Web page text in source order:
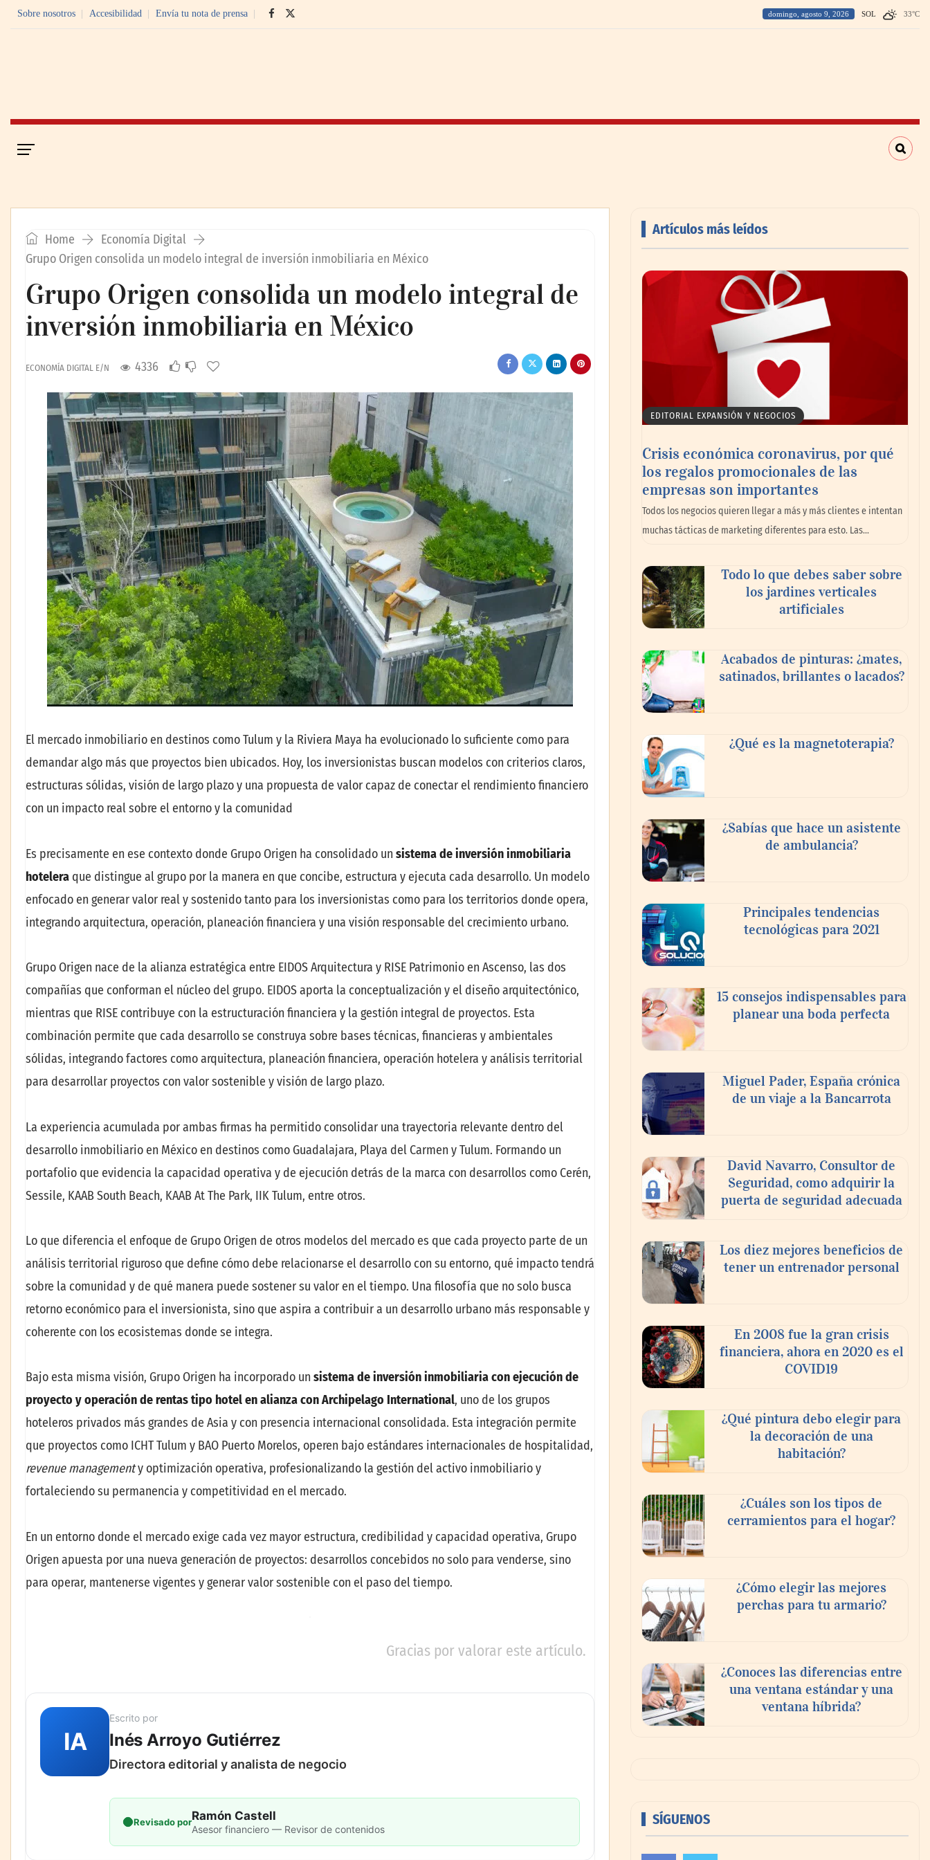
Sobre nosotros Accesibilidad Envía tu nota de prensa domingo, agosto 9, 2026 SOL 33°C
Home
Economía Digital
Grupo Origen consolida un modelo integral de inversión inmobiliaria en México
Grupo Origen consolida un modelo integral de
inversión inmobiliaria en México
ECONOMÍA DIGITAL E/N 4336
El mercado inmobiliario en destinos como Tulum y la Riviera Maya ha evolucionado lo suficiente como para
demandar algo más que proyectos bien ubicados. Hoy, los inversionistas buscan modelos con criterios claros,
estructuras sólidas, visión de largo plazo y una propuesta de valor capaz de conectar el rendimiento financiero
con un impacto real sobre el entorno y la comunidad
Es precisamente en ese contexto donde Grupo Origen ha consolidado un sistema de inversión inmobiliaria
hotelera que distingue al grupo por la manera en que concibe, estructura y ejecuta cada desarrollo. Un modelo
enfocado en generar valor real y sostenido tanto para los inversionistas como para los territorios donde opera,
integrando arquitectura, operación, planeación financiera y una visión responsable del crecimiento urbano.
Grupo Origen nace de la alianza estratégica entre EIDOS Arquitectura y RISE Patrimonio en Ascenso, las dos
compañías que conforman el núcleo del grupo. EIDOS aporta la conceptualización y el diseño arquitectónico,
mientras que RISE contribuye con la estructuración financiera y la gestión integral de proyectos. Esta
combinación permite que cada desarrollo se construya sobre bases técnicas, financieras y ambientales
sólidas, integrando factores como arquitectura, planeación financiera, operación hotelera y análisis territorial
para desarrollar proyectos con valor sostenible y visión de largo plazo.
La experiencia acumulada por ambas firmas ha permitido consolidar una trayectoria relevante dentro del
desarrollo inmobiliario en México en destinos como Guadalajara, Playa del Carmen y Tulum. Formando un
portafolio que evidencia la capacidad operativa y de ejecución detrás de la marca con desarrollos como Cerén,
Sessile, KAAB South Beach, KAAB At The Park, IIK Tulum, entre otros.
Lo que diferencia el enfoque de Grupo Origen de otros modelos del mercado es que cada proyecto parte de un
análisis territorial riguroso que define cómo debe relacionarse el desarrollo con su entorno, qué impacto tendrá
sobre la comunidad y de qué manera puede sostener su valor en el tiempo. Una filosofía que no solo busca
retorno económico para el inversionista, sino que aspira a contribuir a un desarrollo urbano más responsable y
coherente con los ecosistemas donde se integra.
Bajo esta misma visión, Grupo Origen ha incorporado un sistema de inversión inmobiliaria con ejecución de
proyecto y operación de rentas tipo hotel en alianza con Archipelago International, uno de los grupos
hoteleros privados más grandes de Asia y con presencia internacional consolidada. Esta integración permite
que proyectos como ICHT Tulum y BAO Puerto Morelos, operen bajo estándares internacionales de hospitalidad,
revenue managementy optimización operativa, profesionalizando la gestión del activo inmobiliario y
fortaleciendo su permanencia y competitividad en el mercado.
En un entorno donde el mercado exige cada vez mayor estructura, credibilidad y capacidad operativa, Grupo
Origen apuesta por una nueva generación de proyectos: desarrollos concebidos no solo para venderse, sino
para operar, mantenerse vigentes y generar valor sostenible con el paso del tiempo.
Gracias por valorar este artículo.
IA
Escrito por
Inés Arroyo Gutiérrez
Directora editorial y analista de negocio
Revisado porRamón Castell
Asesor financiero — Revisor de contenidos
Artículos más leídos
EDITORIAL EXPANSIÓN Y NEGOCIOS
Crisis económica coronavirus, por qué
los regalos promocionales de las
empresas son importantes
Todos los negocios quieren llegar a más y más clientes e intentan
muchas tácticas de marketing diferentes para esto. Las…
Todo lo que debes saber sobre
los jardines verticales
artificiales
Acabados de pinturas: ¿mates,
satinados, brillantes o lacados?
¿Qué es la magnetoterapia?
¿Sabías que hace un asistente
de ambulancia?
Principales tendencias
tecnológicas para 2021
15 consejos indispensables para
planear una boda perfecta
Miguel Pader, España crónica
de un viaje a la Bancarrota
David Navarro, Consultor de
Seguridad, como adquirir la
puerta de seguridad adecuada
Los diez mejores beneficios de
tener un entrenador personal
En 2008 fue la gran crisis
financiera, ahora en 2020 es el
COVID19
¿Qué pintura debo elegir para
la decoración de una
habitación?
¿Cuáles son los tipos de
cerramientos para el hogar?
¿Cómo elegir las mejores
perchas para tu armario?
¿Conoces las diferencias entre
una ventana estándar y una
ventana híbrida?
SÍGUENOS